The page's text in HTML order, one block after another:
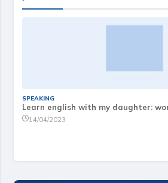
SPEAKING
Learn english with my daughter:
14/04/2023